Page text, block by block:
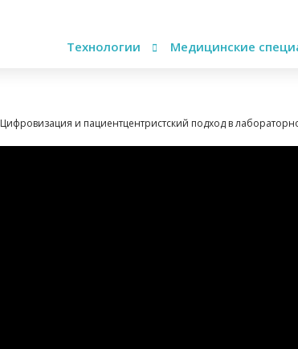
Технологии Медицинские
Цифровизация и пациентцентристский подход в